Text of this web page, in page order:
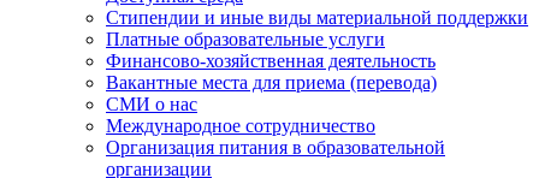
Стипендии и иные виды материальной поддержки
Платные образовательные услуги
Финансово-хозяйственная деятельность
Вакантные места для приема (перевода)
СМИ о нас
Международное сотрудничество
Организация питания в образовательной
организации